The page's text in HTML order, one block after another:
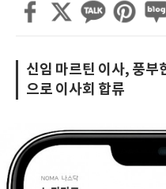
신임 마르틴 이사, 풍부
으로 이사회 합류